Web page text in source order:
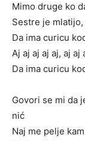
Mimo druge ko
Sestre je
Da ima curicu
Aj aj aj aj aj, aj aj
Da ima curicu
Govori se mi da
nić
Naj me pelje